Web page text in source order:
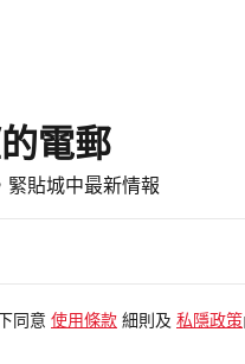
電郵
緊貼城中最新情報
同意 使用條款 細則及 私隱政策